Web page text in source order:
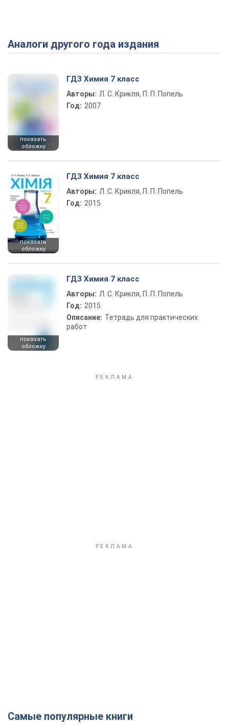
Play Video
Аналоги другого года издания
показать
обложку
ГДЗ Химия 7 класс
Авторы: Л. С. Крикля, П. П. Попель
Год: 2007
показать
обложку
ГДЗ Химия 7 класс
Авторы: Л. С. Крикля, П. П. Попель
Год: 2015
показать
обложку
ГДЗ Химия 7 класс
Авторы: Л. С. Крикля, П. П. Попель
Год: 2015
Описание: Тетрадь для практических
работ
Самые популярные книги